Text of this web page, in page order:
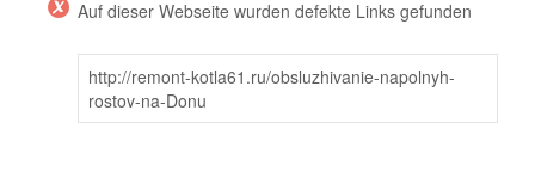
Auf dieser Webseite wurden defekte Links gefunden
http://remont-kotla61.ru/obsluzhivanie-napolnyh-
rostov-na-Donu